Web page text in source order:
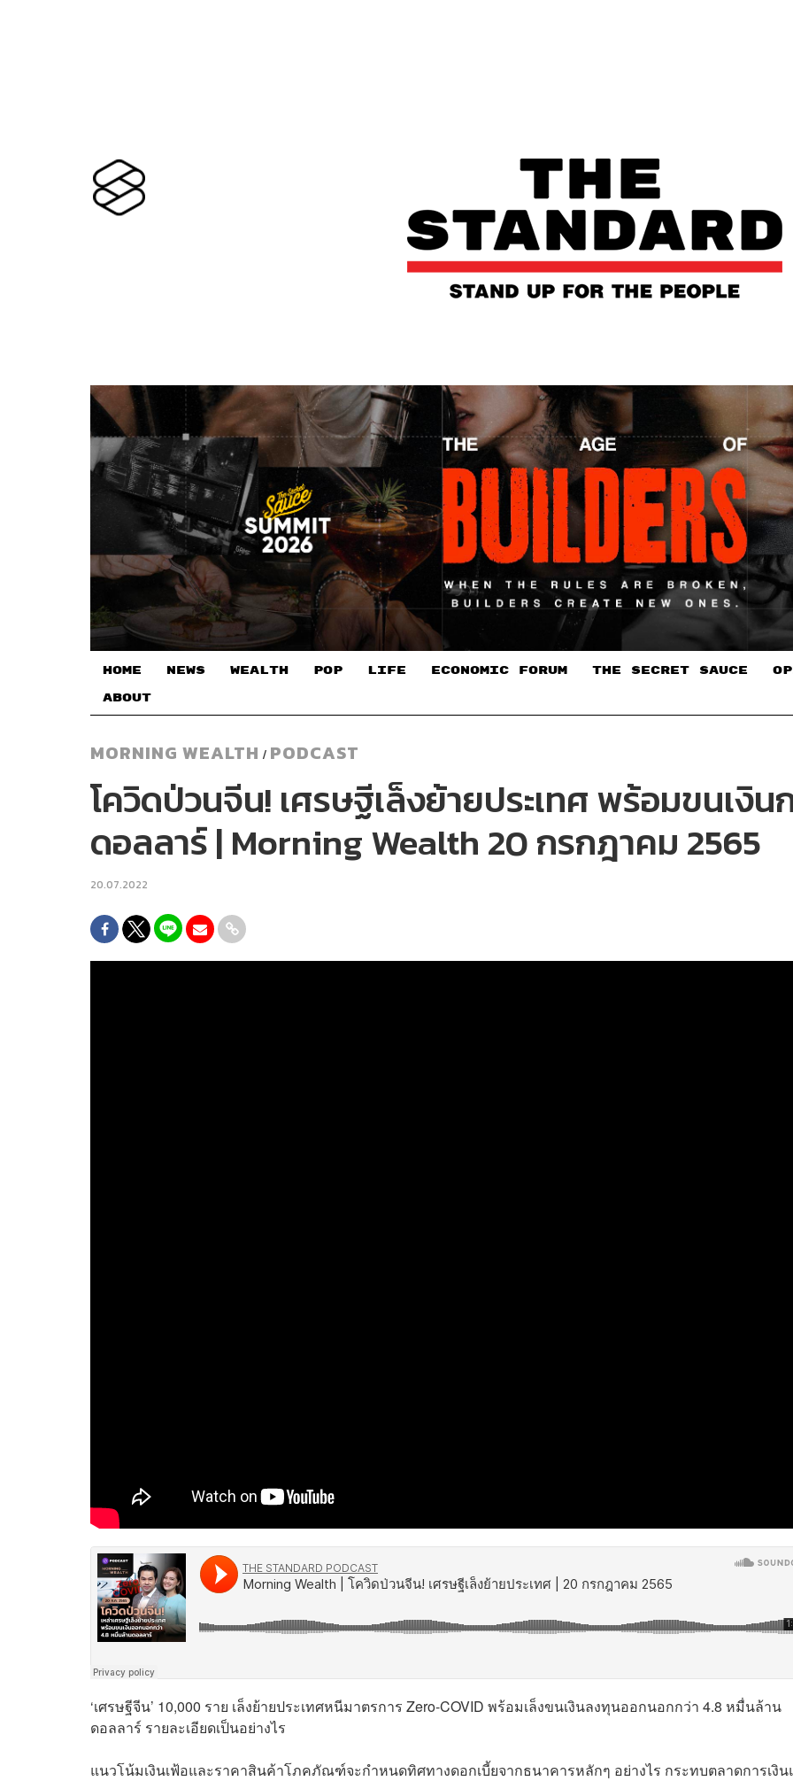
HOME NEWS WEALTH POP LIFE ECONOMIC FORUM THE SECRET SAUCE​
ABOUT
MORNING WEALTH / PODCAST
โควิดป่วนจีน! เศรษฐีเล็งย้ายประเทศ พร้อมขนเงิน
ดอลลาร์ | Morning Wealth 20 กรกฎาคม 2565
20.07.2022
‘เศรษฐีจีน’ 10,000 ราย เล็งย้ายประเทศหนีมาตรการ Zero-COVID พร้อมเล็งขนเงินลงทุนออกนอกกว่า 4.8 หมื่นล้าน
ดอลลาร์ รายละเอียดเป็นอย่างไร
แนวโน้มเงินเฟ้อและราคาสินค้าโภคภัณฑ์จะกำหนดทิศทางดอกเบี้ยจากธนาคารหลักๆ อย่างไร กระทบตลาดการเงิน